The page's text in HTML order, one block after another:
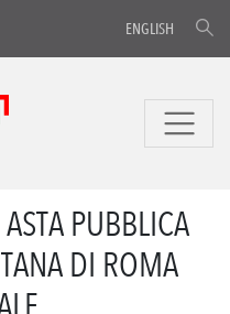
ENGLISH
PUBBLICA
DI ROMA